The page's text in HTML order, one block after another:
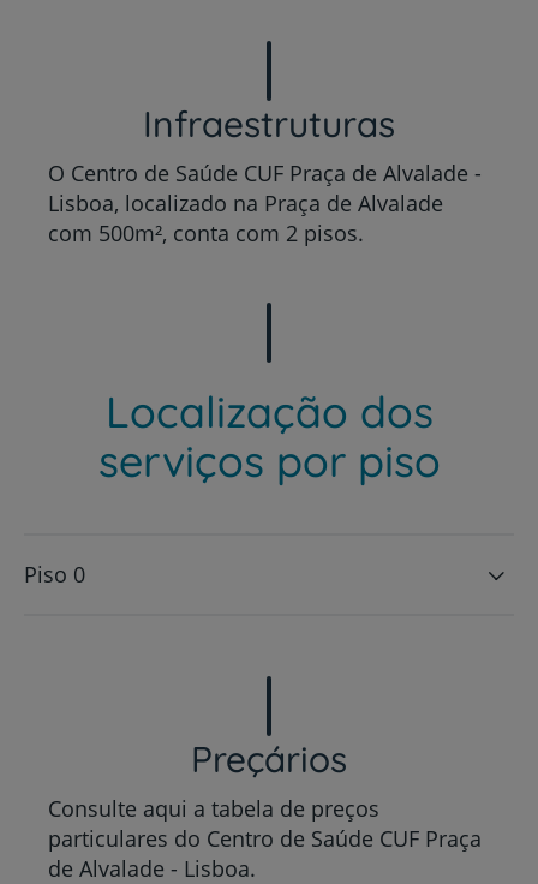
Infraestruturas
O Centro de Saúde CUF Praça de Alvalade -
Lisboa, localizado na Praça de Alvalade
com 500m², conta com 2 pisos.
Localização dos
serviços por piso
Piso 0
Preçários
Consulte aqui a tabela de preços
particulares do Centro de Saúde CUF Praça
de Alvalade - Lisboa.